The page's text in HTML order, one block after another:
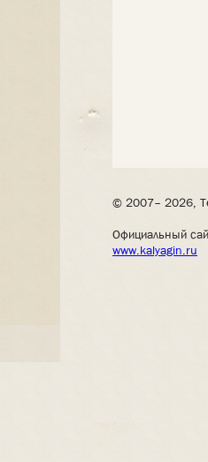
© 2007– 2026,
Официальный
www.kalyagin.ru